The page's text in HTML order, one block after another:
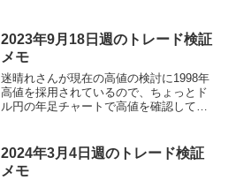
クラインとなる151円＆先週高値を月曜日
に上抜けたが上昇失...
2023年9月18日週のトレード検証
メモ
迷晴れさんが現在の高値の検討に1998年
高値を採用されているので、ちょっとド
ル円の年足チャートで高値を確認してお
147.67円、先週の終値は147.951円。25年
も...
2024年3月4日週のトレード検証
メモ